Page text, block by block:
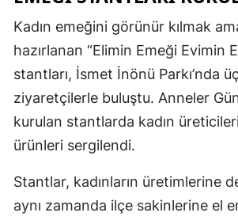
Kadın emeğini görünür kılmak
hazırlanan “Elimin Emeği Evimin
stantları, İsmet İnönü Parkı’nda
ziyaretçilerle buluştu. Anneler
kurulan stantlarda kadın
ürünleri sergilendi.
Stantlar, kadınların üretimlerine
aynı zamanda ilçe sakinlerine el